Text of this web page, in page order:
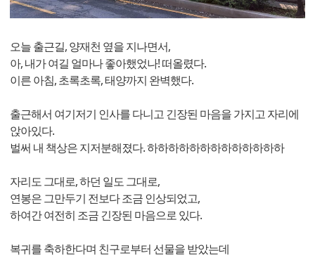
오늘 출근길, 양재천 옆을 지나면서,
아, 내가 여길 얼마나 좋아했었나! 떠올렸다.
이른 아침, 초록초록, 태양까지 완벽했다.
출근해서 여기저기 인사를 다니고 긴장된 마음을 가지고 자리에
앉아있다.
벌써 내 책상은 지저분해졌다. 하하하하하하하하하하하하하
자리도 그대로, 하던 일도 그대로,
연봉은 그만두기 전보다 조금 인상되었고,
하여간 여전히 조금 긴장된 마음으로 있다.
복귀를 축하한다며 친구로부터 선물을 받았는데